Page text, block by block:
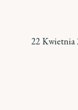
22 Kwietnia